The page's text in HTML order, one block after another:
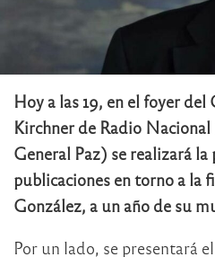
Hoy a las 19, en el foyer
Kirchner de Radio Nacional
General Paz) se realizará
publicaciones en torno a la
González, a un año de su
Por un lado, se presentará